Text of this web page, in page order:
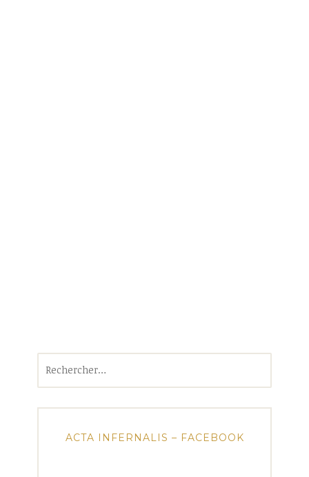
ACTA INFERNALIS – FACEBOOK